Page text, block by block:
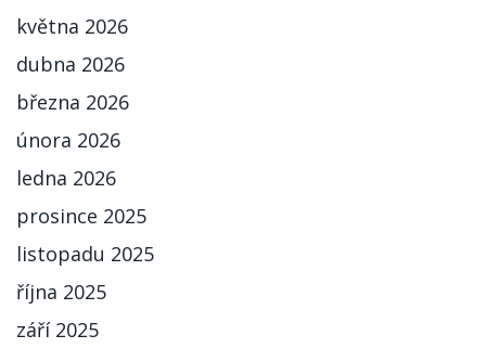
května 2026
dubna 2026
března 2026
února 2026
ledna 2026
prosince 2025
listopadu 2025
října 2025
září 2025